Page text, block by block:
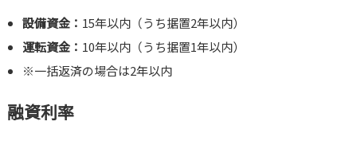
設備資金： 15年以内（うち据置2年以内）
運転資金： 10年以内（うち据置1年以内）
※一括返済の場合は2年以内
融資利率